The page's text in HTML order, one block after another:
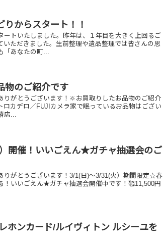
りからスタート！！
トいたしました。昨年は、１年目を大きく上回るご
ただきました。生前整理や遺品整理では皆さんの思
「あなたの町...
物のご紹介です
がとうございます！🔆お買取りしたお品物のご紹介
カデロ／FUJIカメラ家で眠っているお品物はござい
店...
開催！いいごえん★ガチャ抽選会のご
りがとうございます！3/1(日)～3/31(火）期間限定☆春
！いいごえん★ガチャ抽選会開催中です！🥰11,500円
ホンカード/ルイヴィトン ルシーユを